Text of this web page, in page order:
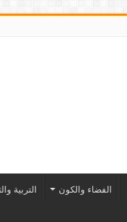
الفضاء والكون التربية